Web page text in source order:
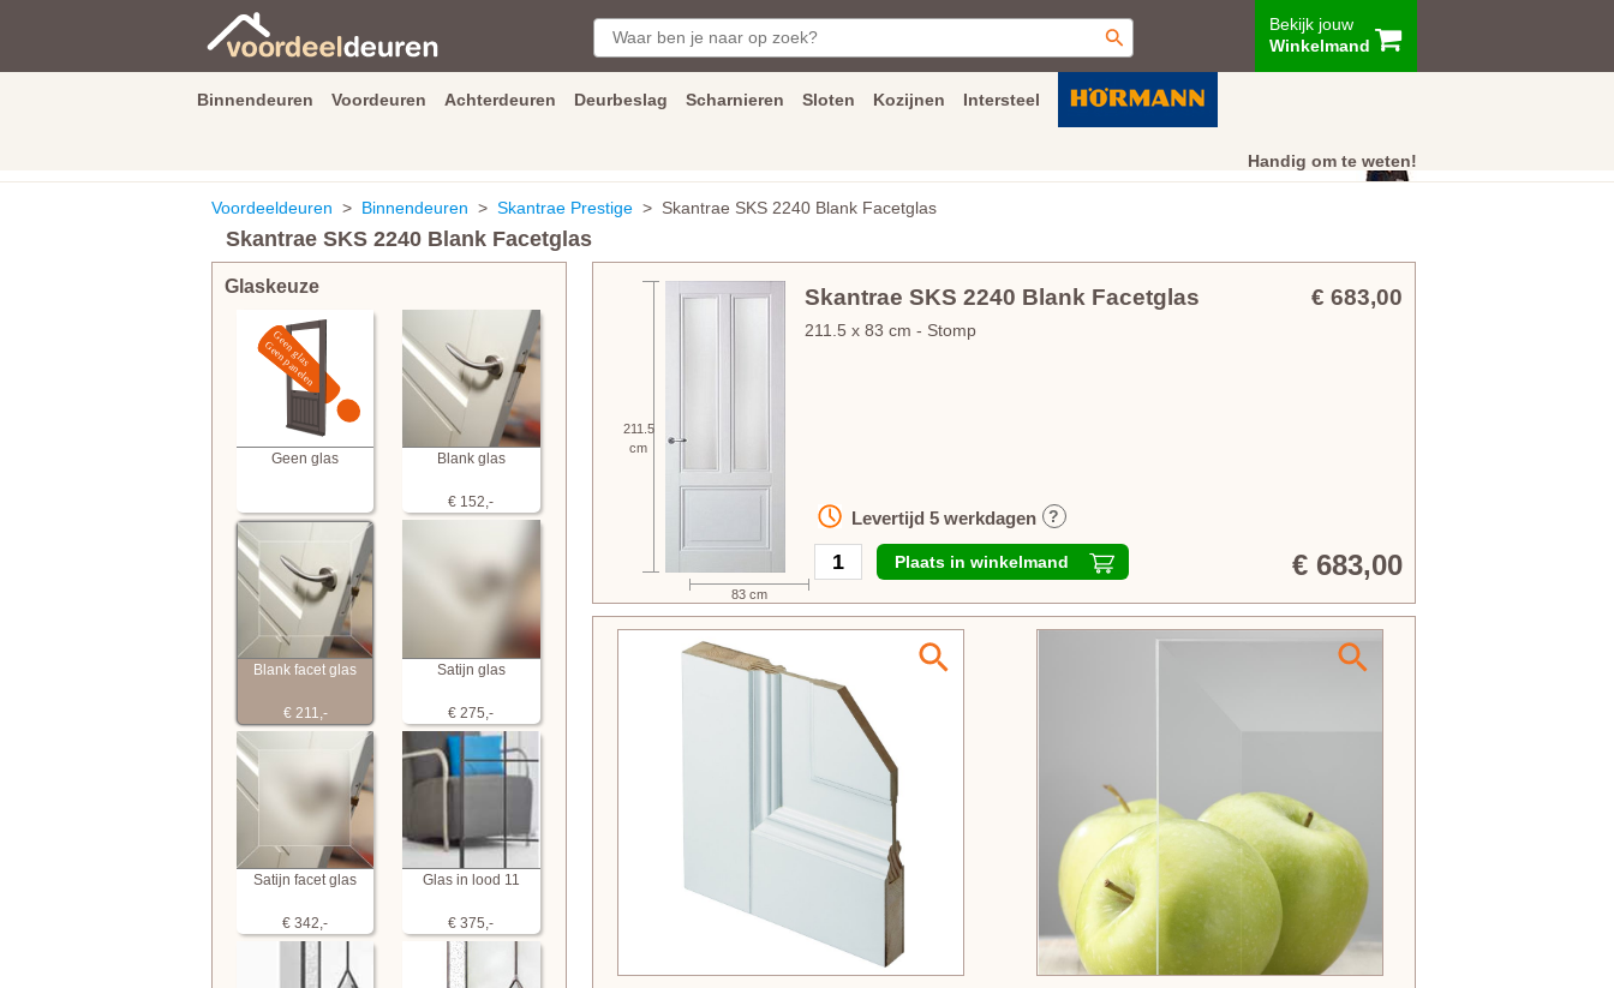
Bekijk jouw
Winkelmand
Binnendeuren Voordeuren Achterdeuren Deurbeslag Scharnieren Sloten Kozijnen Intersteel
Handig om te weten!
Klantenservice
Voordeeldeuren > Binnendeuren > Skantrae Prestige > Skantrae SKS 2240 Blank Facetglas
Skantrae SKS 2240 Blank Facetglas
Glaskeuze
Geen glas Blank glas
€ 152,-
Blank facet glas
€ 211,-
Satijn glas
€ 275,-
Satijn facet glas
€ 342,-
Glas in lood 11
€ 375,-
211.5
cm
Skantrae SKS 2240 Blank Facetglas € 683,00
211.5 x 83 cm - Stomp
Plaats in winkelmand
Levertijd 5werkdagen ?
€ 683,00
83 cm